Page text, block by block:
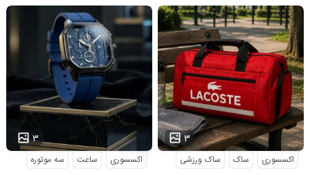
۳
اکسسوری ساعت سه موتوره
۳ ...
اکسسوری ساک ساک ورزشی